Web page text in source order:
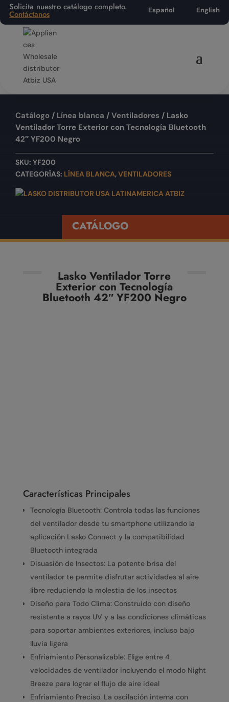
Solicita nuestro catálogo completo.
Contáctanos Español English
Catálogo / Línea blanca / Ventiladores / Lasko
Ventilador Torre Exterior con Tecnología Bluetooth
42″ YF200 Negro
SKU: YF200
CATEGORÍAS: LÍNEA BLANCA,VENTILADORES
CATÁLOGO
Lasko Ventilador Torre
Exterior con Tecnología
Bluetooth 42″ YF200 Negro
Características Principales
Tecnología Bluetooth: Controla todas las funciones
del ventilador desde tu smartphone utilizando la
aplicación Lasko Connect y la compatibilidad
Bluetooth integrada
Disuasión de Insectos: La potente brisa del
ventilador te permite disfrutar actividades al aire
libre reduciendo la molestia de los insectos
Diseño para Todo Clima: Construido con diseño
resistente a rayos UV y a las condiciones climáticas
para soportar ambientes exteriores, incluso bajo
lluvia ligera
Enfriamiento Personalizable: Elige entre 4
velocidades de ventilador incluyendo el modo Night
Breeze para lograr el flujo de aire ideal
Enfriamiento Preciso: La oscilación interna con